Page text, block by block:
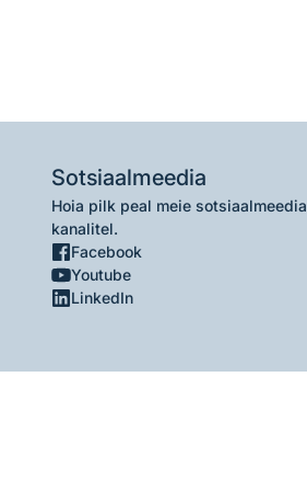
Sotsiaalmeedia
Hoia pilk peal meie sotsiaalmeedia
kanalitel.
Facebook
Youtube
LinkedIn